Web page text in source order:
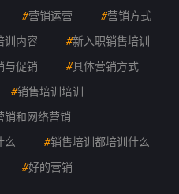
#营销运营 #营销方式
训内容 #新入职销售培训
与促销 #具体营销方式
#销售培训培训
销和网络营销
么 #销售培训都培训什么
#好的营销